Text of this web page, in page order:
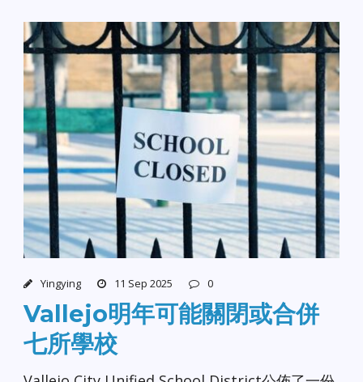
Yingying 11 Sep 2025 0
Vallejo明年可能關閉或合併
七所學校